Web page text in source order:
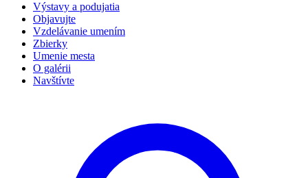
Výstavy a podujatia
Objavujte
Vzdelávanie umením
Zbierky
Umenie mesta
O galérii
Navštívte